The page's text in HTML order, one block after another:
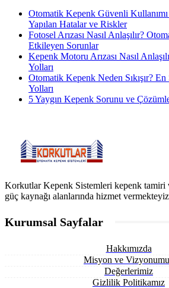
Otomatik Kepenk Güvenli Kullanımı
Yapılan Hatalar ve Riskler
Fotosel Arızası Nasıl Anlaşılır?
Etkileyen Sorunlar
Kepenk Motoru Arızası Nasıl
Yolları
Otomatik Kepenk Neden Sıkışır?
Yolları
5 Yaygın Kepenk Sorunu ve
Korkutlar Kepenk Sistemleri kepenk tamiri
güç kaynağı alanlarında hizmet
Kurumsal Sayfalar
Hakkımızda
Misyon ve
Değerlerimiz
Gizlilik Politikamız